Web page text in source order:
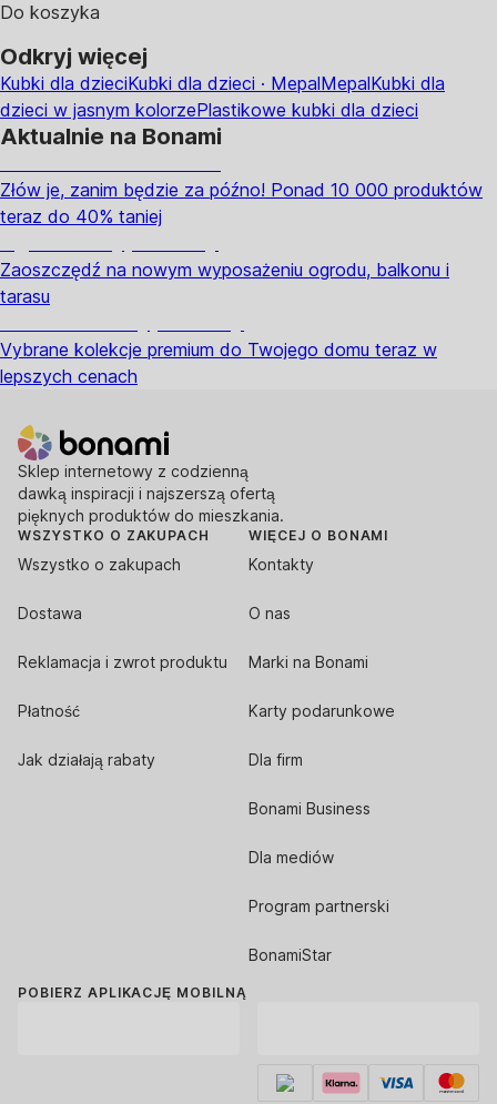
Do koszyka
Odkryj więcej
Kubki dla dzieciKubki dla dzieci · MepalMepalKubki dla
dzieci w jasnym kolorzePlastikowe kubki dla dzieci
Aktualnie na Bonami
Złów je, zanim będzie za późno! Ponad 10 000 produktów
teraz do 40% taniej
Zaoszczędź na nowym wyposażeniu ogrodu, balkonu i
tarasu
Vybrane kolekcje premium do Twojego domu teraz w
lepszych cenach
Sklep internetowy z codzienną
dawką inspiracji i najszerszą ofertą
pięknych produktów do mieszkania.
WSZYSTKO O ZAKUPACH
Wszystko o zakupach
Dostawa
Reklamacja i zwrot produktu
Płatność
Jak działają rabaty
WIĘCEJ O BONAMI
Kontakty
O nas
Marki na Bonami
Karty podarunkowe
Dla firm
Bonami Business
Dla mediów
Program partnerski
BonamiStar
POBIERZ APLIKACJĘ MOBILNĄ